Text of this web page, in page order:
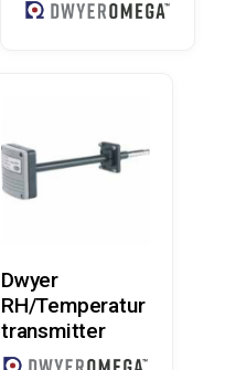
Dwyer
RH/Temperatur
transmitter